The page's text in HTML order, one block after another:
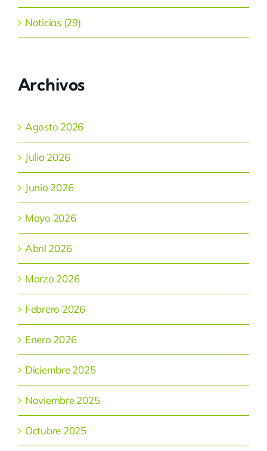
Noticias (29)
Archivos
Agosto 2026
Julio 2026
Junio 2026
Mayo 2026
Abril 2026
Marzo 2026
Febrero 2026
Enero 2026
Diciembre 2025
Noviembre 2025
Octubre 2025